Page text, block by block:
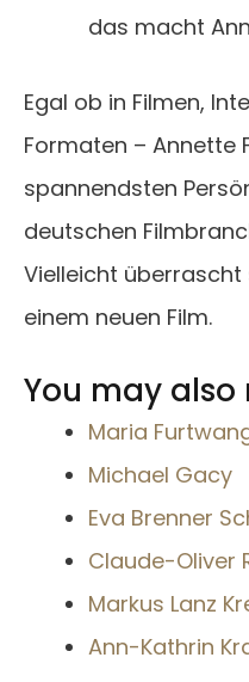
das macht
Egal ob in Filmen,
Formaten – Annette
spannendsten
deutschen
Vielleicht
einem neuen Film.
You may also
Maria
Michael Gacy
Eva Brenner
Claude-Oliver
Markus Lanz
Ann-Kathrin